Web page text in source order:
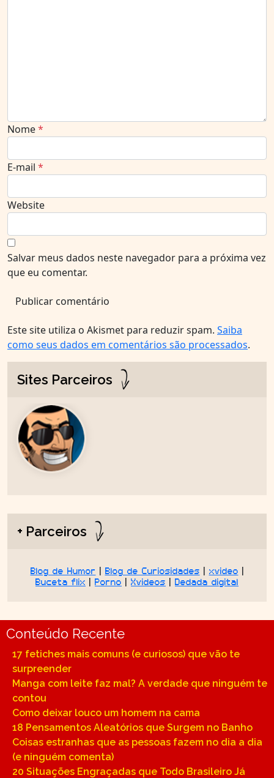
Nome*
E-mail *
Website
Salvar meus dados neste navegador para a próxima vez
que eu comentar.
Este site utiliza o Akismet para reduzir spam. Saiba
como seus dados em comentários são processados.
Sites Parceiros
+ Parceiros
Blog de Humor | Blog de Curiosidades | xvideo |
Buceta flix | Porno | Xvideos | Dedada digital
Conteúdo Recente
17 fetiches mais comuns (e curiosos) que vão te
surpreender
Manga com leite faz mal? A verdade que ninguém te
contou
Como deixar louco um homem na cama
18 Pensamentos Aleatórios que Surgem no Banho
Coisas estranhas que as pessoas fazem no dia a dia
(e ninguém comenta)
20 Situações Engraçadas que Todo Brasileiro Já